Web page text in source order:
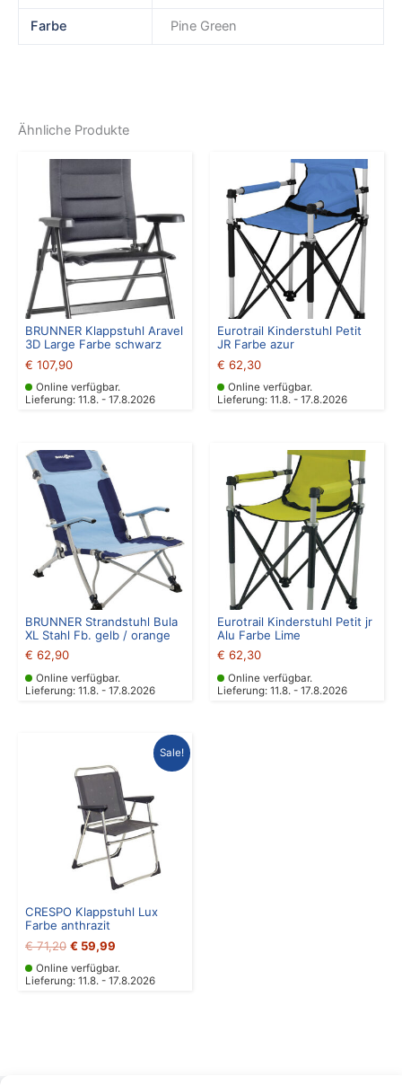
Farbe Pine Green
Ähnliche Produkte
BRUNNER Klappstuhl Aravel
3D Large Farbe schwarz
€ 107,90
Online verfügbar.
Lieferung: 11.8. - 17.8.2026
Eurotrail Kinderstuhl Petit
JR Farbe azur
€ 62,30
Online verfügbar.
Lieferung: 11.8. - 17.8.2026
BRUNNER Strandstuhl Bula
XL Stahl Fb. gelb / orange
€ 62,90
Online verfügbar.
Lieferung: 11.8. - 17.8.2026
Eurotrail Kinderstuhl Petit jr
Alu Farbe Lime
€ 62,30
Online verfügbar.
Lieferung: 11.8. - 17.8.2026
Sale!
CRESPO Klappstuhl Lux
Farbe anthrazit
€71,20
war:
€ 71,20
€ 59,99
Aktueller
ist:
€ 59,99.
Online verfügbar.
Lieferung: 11.8. - 17.8.2026